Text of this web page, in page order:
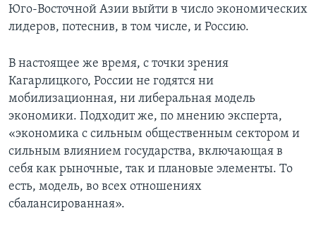
Юго-Восточной Азии выйти в число экономических
лидеров, потеснив, в том числе, и Россию.
В настоящее же время, с точки зрения
Кагарлицкого, России не годятся ни
мобилизационная, ни либеральная модель
экономики. Подходит же, по мнению эксперта,
«экономика с сильным общественным сектором и
сильным влиянием государства, включающая в
себя как рыночные, так и плановые элементы. То
есть, модель, во всех отношениях
сбалансированная».